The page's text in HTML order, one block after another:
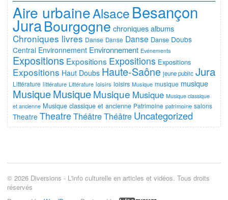
Aire urbaineAlsace Besançon
JuraBourgogne chroniques albums
Chroniques livres Danse Danse Danse Danse Doubs
Central Environnement Environnement Evénements
Expositions Expositions Expositions Expositions
Expositions Haut Doubs Haute-Saône jeune public Jura
Littérature littérature Littérature loisirs loisirs Musique musique musique
MusiqueMusiqueMusique Musique Musique classique
et ancienne Musique classique et ancienne Patrimoine patrimoine salons
Theatre Theatre ThéâtreThéâtre Uncategorized
© 2026 Diversions - L'info culturelle en articles et vidéos. Tous droits
réservés